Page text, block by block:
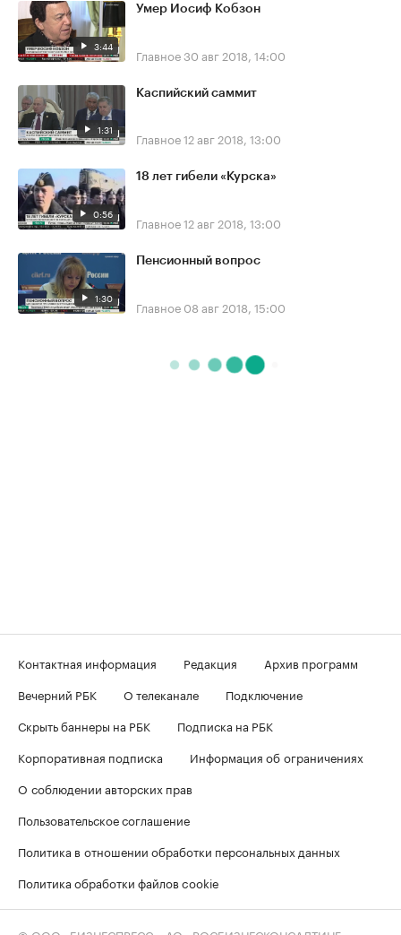
3:44
Умер Иосиф Кобзон
Главное30 авг 2018, 14:00
1:31
Каспийский саммит
Главное12 авг 2018, 13:00
0:56
18 лет гибели «Курска»
Главное12 авг 2018, 13:00
1:30
Пенсионный вопрос
Главное 08 авг 2018, 15:00
Контактная информация Редакция
Архив программ
Вечерний РБК
О телеканале
Подключение
Скрыть баннеры на РБК
Подписка на РБК
Корпоративная подписка
Информация об ограничениях
О соблюдении авторских прав
Пользовательское соглашение
Политика в отношении обработки персональных данных
Политика обработки файлов cookie